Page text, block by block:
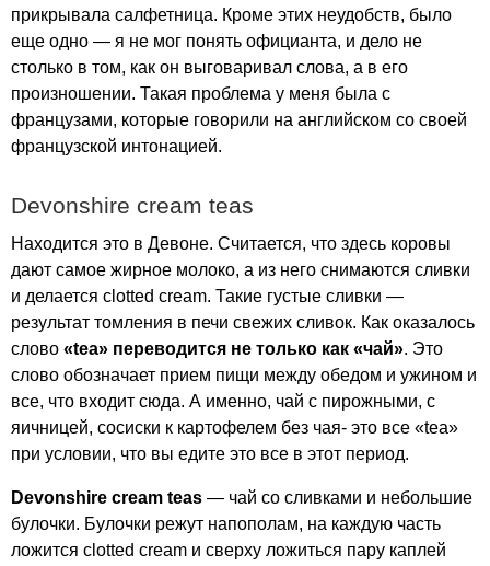
прикрывала салфетница. Кроме этих неудобств, было
еще одно — я не мог понять официанта, и дело не
столько в том, как он выговаривал слова, а в его
произношении. Такая проблема у меня была с
французами, которые говорили на английском со своей
французской интонацией.
Devonshire cream teas
Находится это в Девоне. Считается, что здесь коровы
дают самое жирное молоко, а из него снимаются сливки
и делается clotted cream. Такие густые сливки —
результат томления в печи свежих сливок. Как оказалось
слово «tea» переводится не только как «чай». Это
слово обозначает прием пищи между обедом и ужином и
все, что входит сюда. А именно, чай с пирожными, с
яичницей, сосиски к картофелем без чая- это все «tea»
при условии, что вы едите это все в этот период.
Devonshire cream teas — чай со сливками и небольшие
булочки. Булочки режут напополам, на каждую часть
ложится clotted cream и сверху ложиться пару каплей